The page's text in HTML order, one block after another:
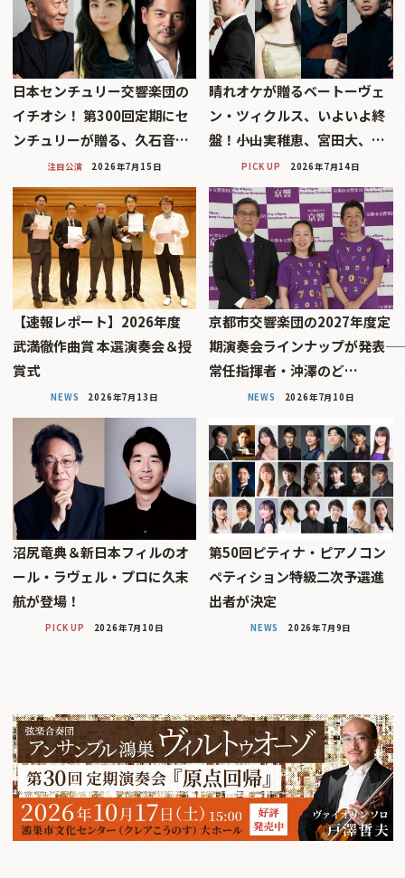
日本センチュリー交響楽団の
イチオシ！ 第300回定期にセ
ンチュリーが贈る、久石音…
注目公演 2026年7月15日
晴れオケが贈るベートーヴェ
ン・ツィクルス、いよいよ終
盤！――小山実稚恵、宮田大、…
PICK UP 2026年7月14日
【速報レポート】2026年度
武満徹作曲賞 本選演奏会＆授
賞式
NEWS 2026年7月13日
京都市交響楽団の2027年度定
期演奏会ラインナップが発表――
常任指揮者・沖澤のど…
NEWS 2026年7月10日
沼尻竜典＆新日本フィルのオ
ール・ラヴェル・プロに久末
航が登場！
PICK UP 2026年7月10日
第50回ピティナ・ピアノコン
ペティション特級二次予選進
出者が決定
NEWS 2026年7月9日